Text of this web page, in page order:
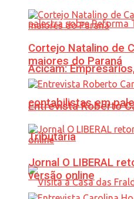
Acicam:
contabilistas em
Tributária
Cortejo Natalino de
maiores do Paraná
Entrevista Roberto
Jornal O LIBERAL
versão online